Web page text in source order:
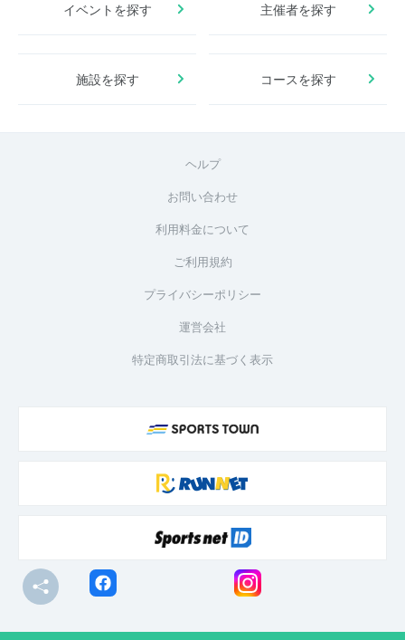
イベントを探す 主催者を探す
施設を探す コースを探す
ヘルプ
お問い合わせ
利用料金について
ご利用規約
プライバシーポリシー
運営会社
特定商取引法に基づく表示